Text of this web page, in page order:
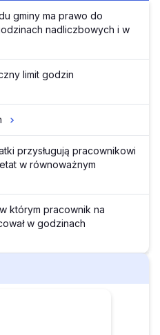
gminy ma prawo do
nadliczbowych i w
limit godzin
przysługują pracownikowi
w równoważnym
którym pracownik na
w godzinach